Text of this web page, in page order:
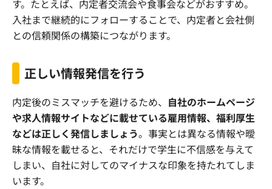
す。たとえば、内定者交流会や食事会などがおすすめ。
入社まで継続的にフォローすることで、内定者と会社側
との信頼関係の構築につながります。
正しい情報発信を行う
内定後のミスマッチを避けるため、 自社のホームページ
や求人情報サイトなどに載せている雇用情報、福利厚生
などは正しく発信しましょう。事実とは異なる情報や曖
昧な情報を載せると、それだけで学生に不信感を与えて
しまい、自社に対してのマイナスな印象を持たれてしま
います。